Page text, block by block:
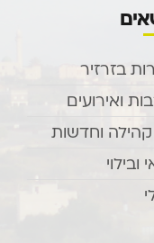
בזרזיר
ואירועים
קהילה וחדשות
ובילוי